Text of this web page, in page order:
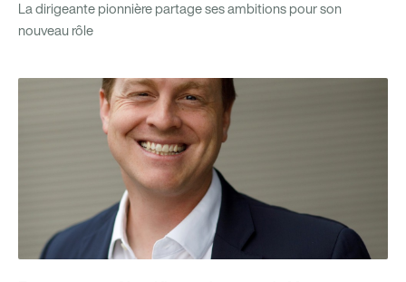
La dirigeante pionnière partage ses ambitions pour son
nouveau rôle